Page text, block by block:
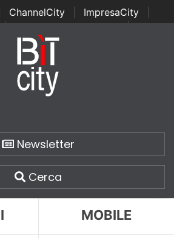
ChannelCity ImpresaCity
| Italian Channel Awards | Italian
Italian Security Awards
Newsletter
Cerca
MOBILE